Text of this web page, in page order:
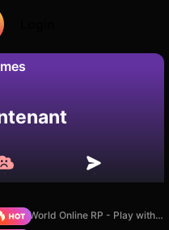
Non Enregistrer
Sprunki World Online RP - Play with Friends!